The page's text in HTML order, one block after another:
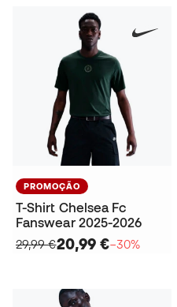
PROMOÇÃO
T-Shirt Chelsea Fc
Fanswear 2025-2026
29,99 €20,99 €−30%